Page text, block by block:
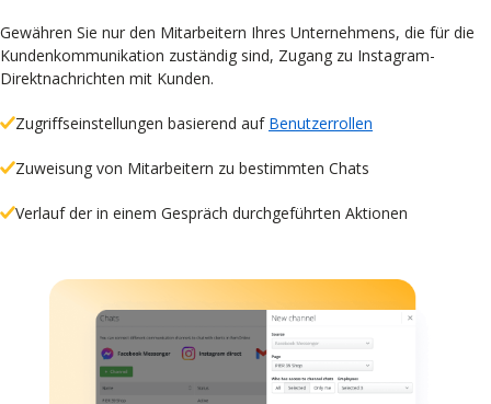
Gewähren Sie nur den Mitarbeitern Ihres Unternehmens, die für die
Kundenkommunikation zuständig sind, Zugang zu Instagram-
Direktnachrichten mit Kunden.
Zugriffseinstellungen basierend auf Benutzerrollen
Zuweisung von Mitarbeitern zu bestimmten Chats
Verlauf der in einem Gespräch durchgeführten Aktionen